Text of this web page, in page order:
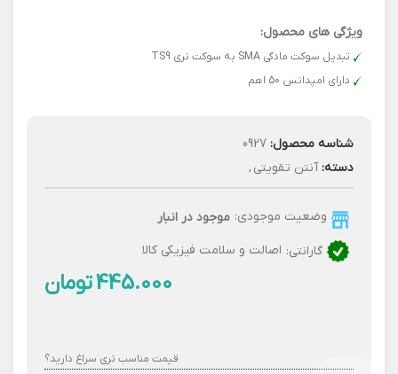
ویژگی های محصول:
تبدیل سوکت مادگی SMA به سوکت نری TS9
دارای امپدانس 50 اهم
شناسه محصول: 0927
دسته: آنتن تقویتی ,
وضعیت موجودی: موجود در انبار
گارانتی: اصالت و سلامت فیزیکی کالا
تومان
قیمت مناسب تری سراغ دارید؟